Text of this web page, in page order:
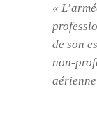
«
de son
non-